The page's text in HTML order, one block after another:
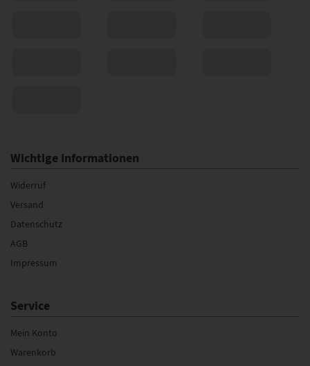
Wichtige Informationen
Widerruf
Versand
Datenschutz
AGB
Impressum
Service
Mein Konto
Warenkorb